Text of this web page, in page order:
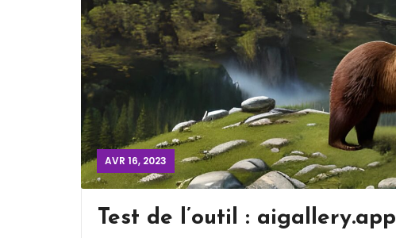
AVR 16, 2023
Test de l’outil : aigallery.app